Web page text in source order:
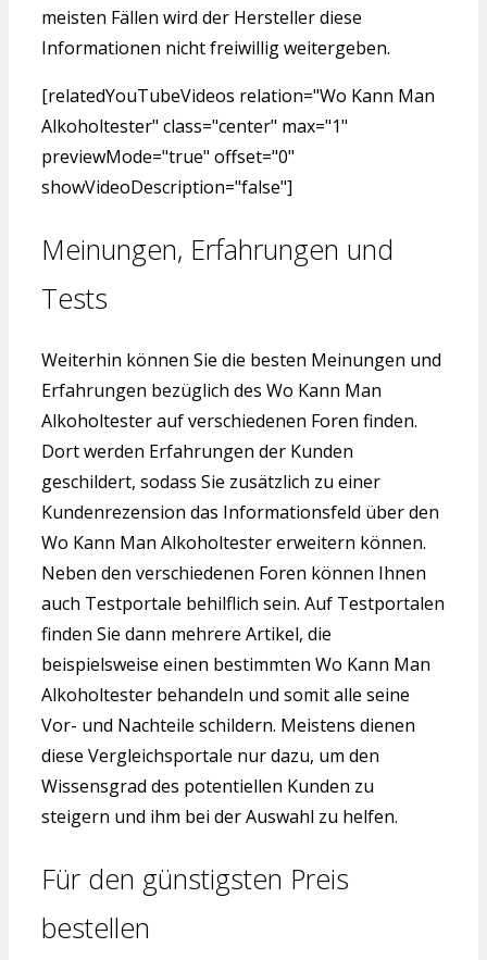
meisten Fällen wird der Hersteller diese
Informationen nicht freiwillig weitergeben.
[relatedYouTubeVideos relation="Wo Kann Man
Alkoholtester" class="center" max="1"
previewMode="true" offset="0"
showVideoDescription="false"]
Meinungen, Erfahrungen und
Tests
Weiterhin können Sie die besten Meinungen und
Erfahrungen bezüglich des Wo Kann Man
Alkoholtester auf verschiedenen Foren finden.
Dort werden Erfahrungen der Kunden
geschildert, sodass Sie zusätzlich zu einer
Kundenrezension das Informationsfeld über den
Wo Kann Man Alkoholtester erweitern können.
Neben den verschiedenen Foren können Ihnen
auch Testportale behilflich sein. Auf Testportalen
finden Sie dann mehrere Artikel, die
beispielsweise einen bestimmten Wo Kann Man
Alkoholtester behandeln und somit alle seine
Vor- und Nachteile schildern. Meistens dienen
diese Vergleichsportale nur dazu, um den
Wissensgrad des potentiellen Kunden zu
steigern und ihm bei der Auswahl zu helfen.
Für den günstigsten Preis
bestellen